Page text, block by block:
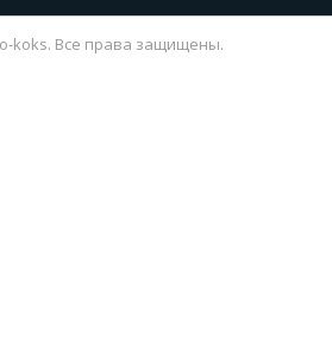
koks. Все права защищены.